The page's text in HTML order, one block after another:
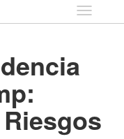
Idioma